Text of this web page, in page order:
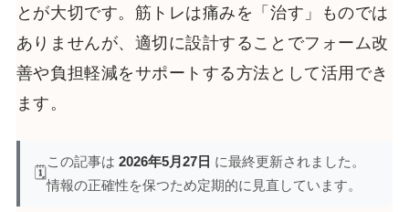
とが大切です。筋トレは痛みを「治す」ものでは
ありませんが、適切に設計することでフォーム改
善や負担軽減をサポートする方法として活用でき
ます。
🗓️
この記事は 2026年5月27日 に最終更新されました。
情報の正確性を保つため定期的に見直しています。